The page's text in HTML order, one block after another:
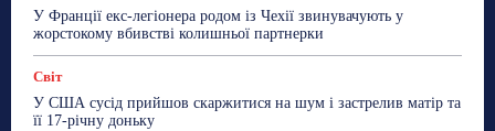
У Франції екс-легіонера родом із Чехії звинувачують у
жорстокому вбивстві колишньої партнерки
Світ
У США сусід прийшов скаржитися на шум і застрелив матір та
її 17-річну доньку